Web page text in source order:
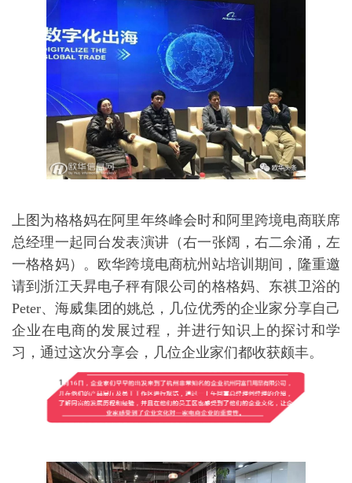
上图为格格妈在阿里年终峰会时和阿里跨境电商联席
总经理一起同台发表演讲（右一张阔，右二余涌，左
一格格妈）。欧华跨境电商杭州站培训期间，隆重邀
请到浙江天昇电子秤有限公司的格格妈、东祺卫浴的
Peter、海威集团的姚总，几位优秀的企业家分享自己
企业在电商的发展过程，并进行知识上的探讨和学
习，通过这次分享会，几位企业家们都收获颇丰。